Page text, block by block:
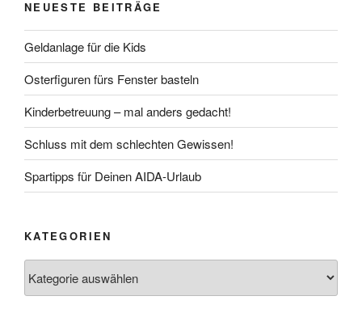
NEUESTE BEITRÄGE
Geldanlage für die Kids
Osterfiguren fürs Fenster basteln
Kinderbetreuung – mal anders gedacht!
Schluss mit dem schlechten Gewissen!
Spartipps für Deinen AIDA-Urlaub
KATEGORIEN